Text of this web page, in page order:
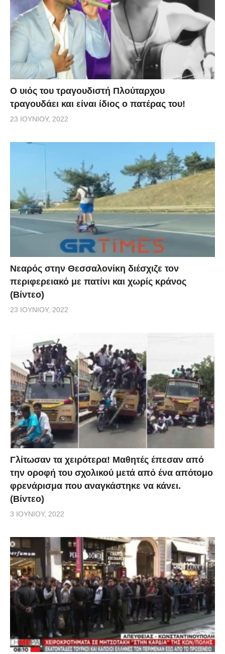
O υιός του τραγουδιστή Πλούταρχου
τραγουδάει και είναι ίδιος ο πατέρας του!
23 ΙΟΥΝΊΟΥ, 2022
Νεαρός στην Θεσσαλονίκη διέσχιζε τον
περιφερειακό με πατίνι και χωρίς κράνος
(Βίντεο)
23 ΙΟΥΝΊΟΥ, 2022
Γλίτωσαν τα χειρότερα! Μαθητές έπεσαν από
την οροφή του σχολικού μετά από ένα απότομο
φρενάρισμα που αναγκάστηκε να κάνει.
(Βίντεο)
3 ΙΟΥΝΊΟΥ, 2022